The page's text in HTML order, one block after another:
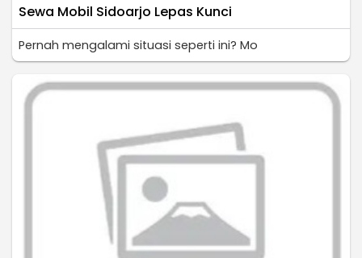
Sewa Mobil Sidoarjo Lepas Kunci
Pernah mengalami situasi seperti ini? Mo